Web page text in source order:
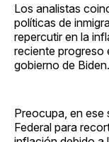
Los analistas
políticas de
repercutir en la
reciente progreso
gobierno de Biden.
Preocupa, en ese
Federal para